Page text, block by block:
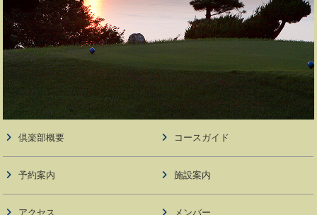
倶楽部概要 コースガイド
予約案内 施設案内
アクセス メンバー